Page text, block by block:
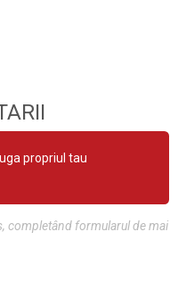
propriul tau
completând formularul de mai